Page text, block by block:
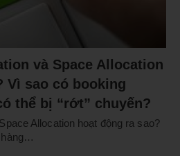
và Space Allocation
Vì sao có booking
thể bị “rớt” chuyến?
Allocation hoạt động ra sao?
hàng…